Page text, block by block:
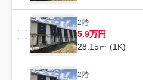
2階
5.9万円
28.15㎡ (1K)
2階